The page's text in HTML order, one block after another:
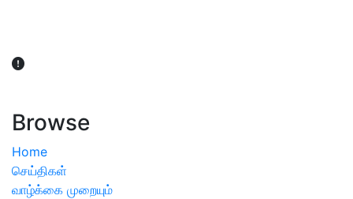
Browse
Home
செய்திகள்
வாழ்க்கை முறையும்